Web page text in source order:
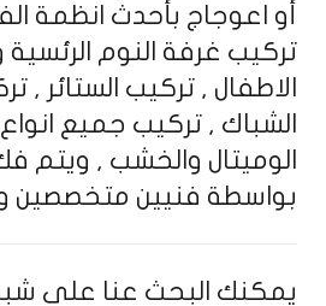
أو اعوجاج بأحدث انظمة
تركيب غرفة النوم
الاطفال , تركيب الستائر ,
الشباك , تركيب جميع
الوميتال والخشب , ويتم
بواسطة فنيين متخصصين
يمكنك البحث عنا على